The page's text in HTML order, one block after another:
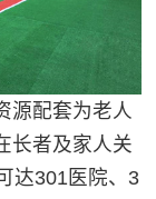
源配套为老人
长者及家人关
达301医院、3